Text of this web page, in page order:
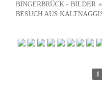
BINGERBRÜCK - BILDER »
BESUCH AUS
1